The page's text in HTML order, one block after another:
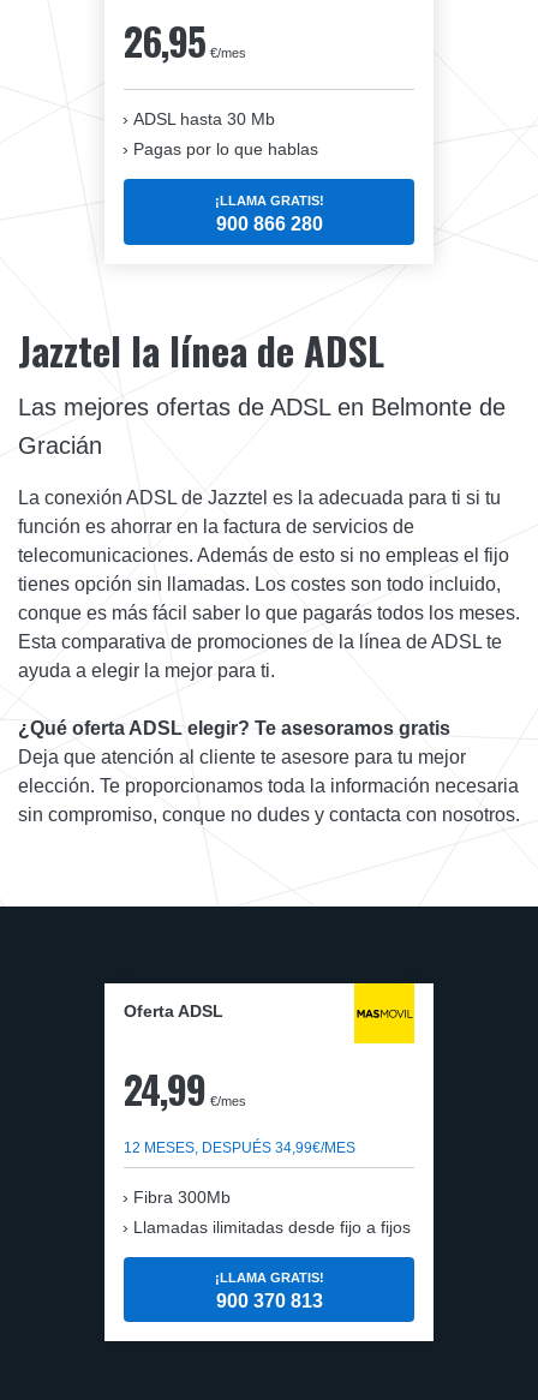
26,95 €/mes
ADSL hasta 30 Mb
Pagas por lo que hablas
¡LLAMA GRATIS!
900 866 280
Jazztel la línea de ADSL
Las mejores ofertas de ADSL en Belmonte de
Gracián
La conexión ADSL de Jazztel es la adecuada para ti si tu
función es ahorrar en la factura de servicios de
telecomunicaciones. Además de esto si no empleas el fijo
tienes opción sin llamadas. Los costes son todo incluido,
conque es más fácil saber lo que pagarás todos los meses.
Esta comparativa de promociones de la línea de ADSL te
ayuda a elegir la mejor para ti.
¿Qué oferta ADSL elegir? Te asesoramos gratis
Deja que atención al cliente te asesore para tu mejor
elección. Te proporcionamos toda la información necesaria
sin compromiso, conque no dudes y contacta con nosotros.
Oferta ADSL
24,99 €/mes
12 MESES, DESPUÉS 34,99€/MES
Fibra 300Mb
Llamadas ilimitadas desde fijo a fijos
¡LLAMA GRATIS!
900 370 813